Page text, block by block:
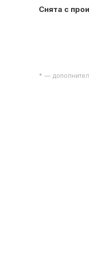
Снята с
* —